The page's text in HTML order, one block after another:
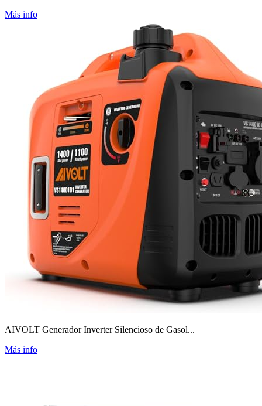
Más info
AIVOLT Generador Inverter Silencioso de Gasol...
Más info